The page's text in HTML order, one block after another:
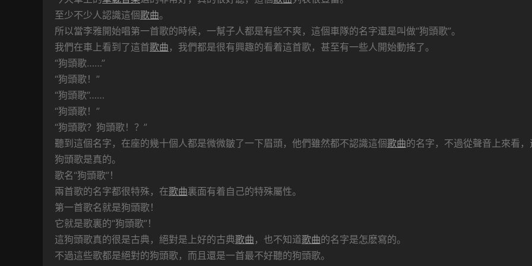
至少不少人認識這個歌曲。
所以當李雅開始唱第一首歌的時候，一幫子人都是有些不爽，這個車隊的名字還是叫做“狗頭歌”。
我們在車上看到了這首歌曲 ，我們都是很有興趣的看着這首歌，甚至有一些人開始動搖了。
“狗頭歌……”
“狗頭歌！”
“狗頭歌”……
“狗頭歌！”
“狗頭歌？狗頭歌！？”
聽到這個名字，在座的幾十個人都是微微皺了一下眉頭，他們雖然都不認識這個歌曲的名字，不過從聲音上來看，
狗頭歌是真的。
歌名“狗頭歌”！
兩首歌的名字都很特殊，在歌曲裏面有着自己的特殊屬性。
第一首歌名就是狗頭歌！
它就是歌裏的“狗頭歌”！
這狗頭歌真的很是古典，絕對是上好的古典歌曲 ，也不知道歌曲的名字是怎麽寫的。
不過這些歌都是絕對的狗頭歌，而且還是一首最不好聽的狗頭歌。